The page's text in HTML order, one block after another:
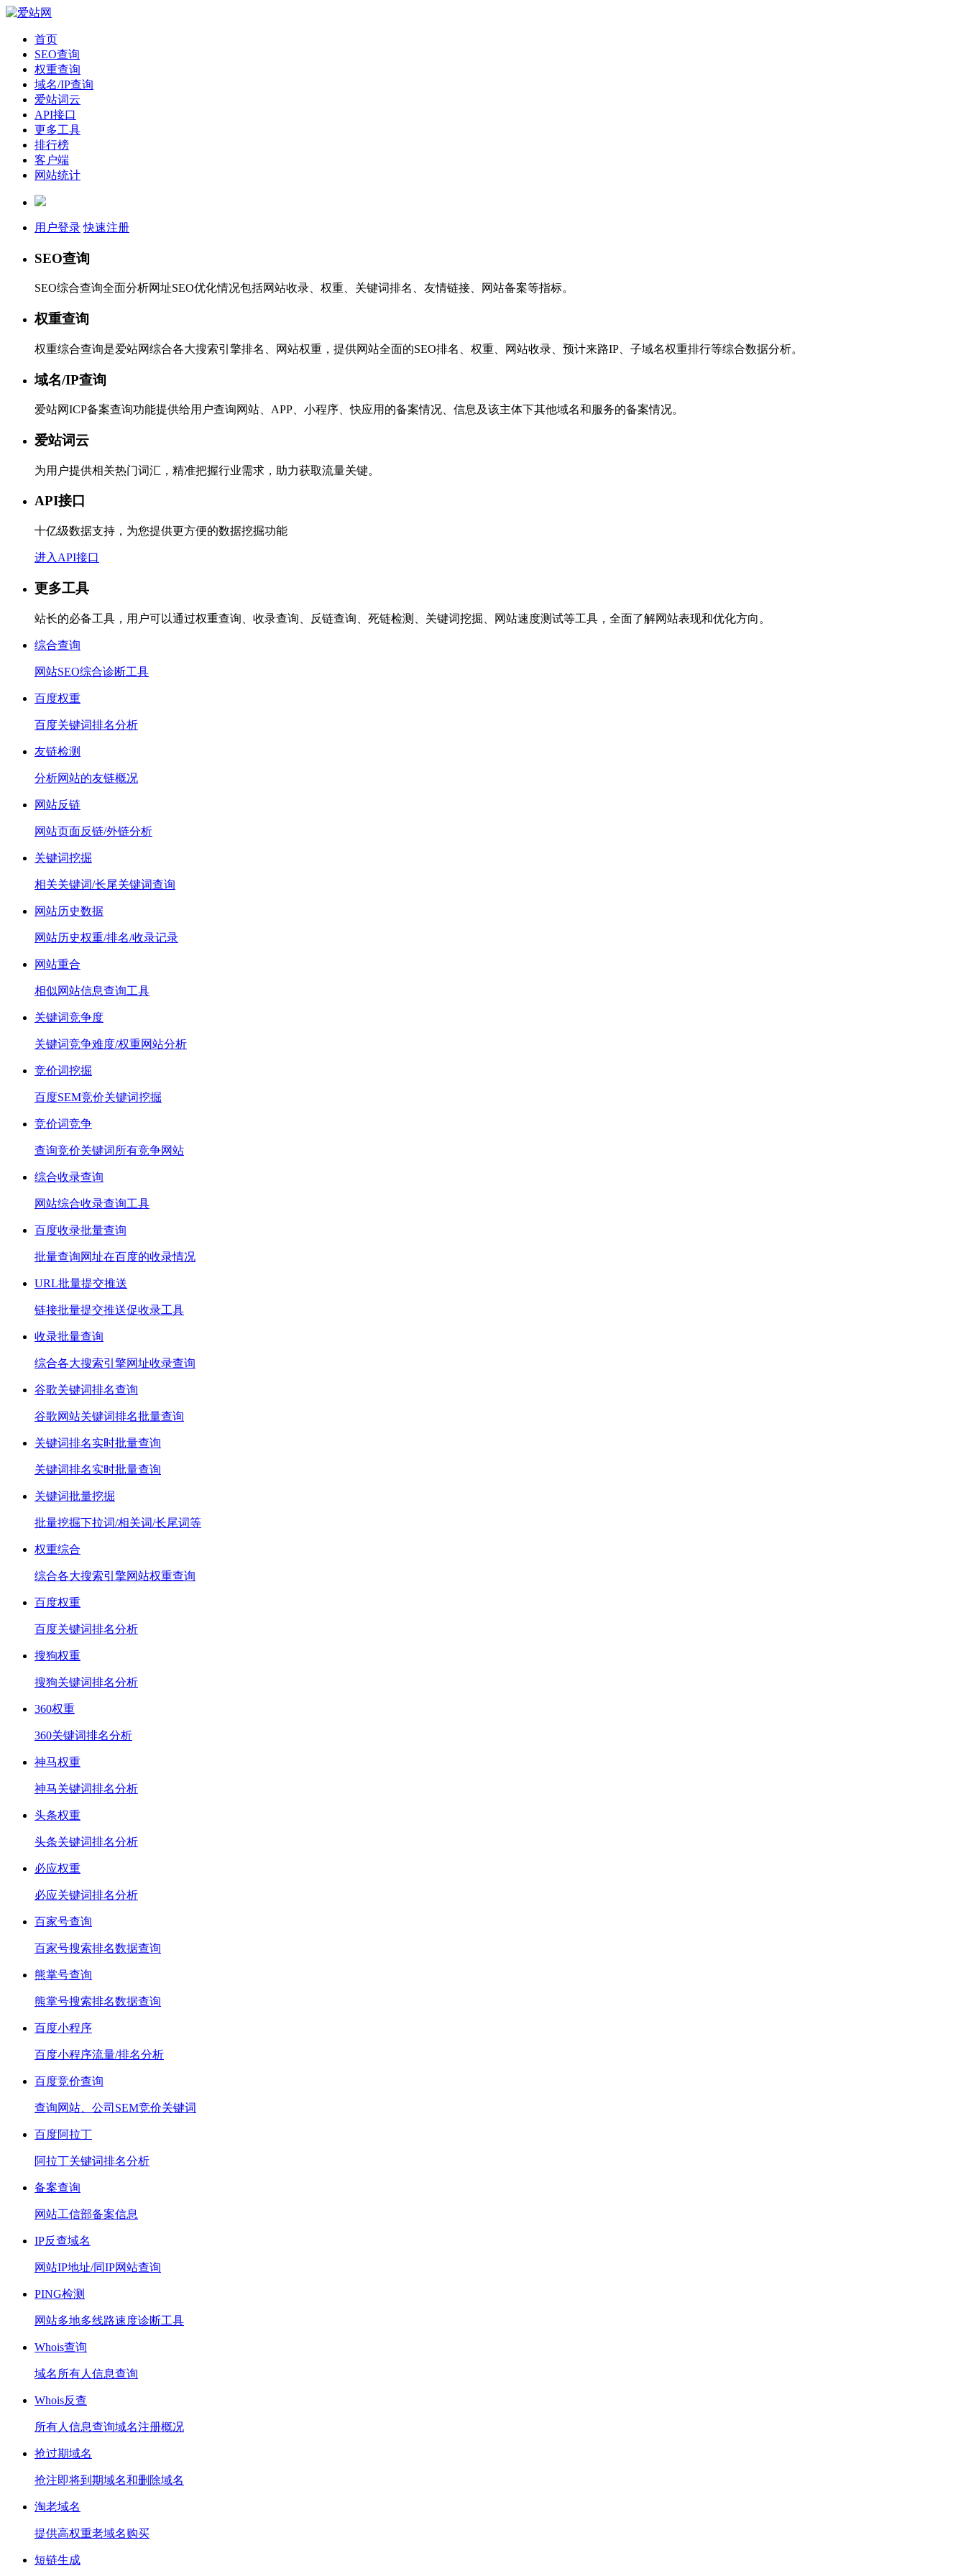
首页
SEO查询
权重查询
域名/IP查询
爱站词云
API接口
更多工具
排行榜
客户端
网站统计
用户登录 快速注册
SEO查询
SEO综合查询全面分析网址SEO优化情况包括网站收录、权重、关键词排名、友情链接、网站备案等指标。
权重查询
权重综合查询是爱站网综合各大搜索引擎排名、网站权重，提供网站全面的SEO排名、权重、网站收录、预计来路IP、子域名权重排行等综合数据分析。
域名/IP查询
爱站网ICP备案查询功能提供给用户查询网站、APP、小程序、快应用的备案情况、信息及该主体下其他域名和服务的备案情况。
爱站词云
为用户提供相关热门词汇，精准把握行业需求，助力获取流量关键。
API接口
十亿级数据支持，为您提供更方便的数据挖掘功能
进入API接口
更多工具
站长的必备工具，用户可以通过权重查询、收录查询、反链查询、死链检测、关键词挖掘、网站速度测试等工具，全面了解网站表现和优化方向。
综合查询
网站SEO综合诊断工具
百度权重
百度关键词排名分析
友链检测
分析网站的友链概况
网站反链
网站页面反链/外链分析
关键词挖掘
相关关键词/长尾关键词查询
网站历史数据
网站历史权重/排名/收录记录
网站重合
相似网站信息查询工具
关键词竞争度
关键词竞争难度/权重网站分析
竞价词挖掘
百度SEM竞价关键词挖掘
竞价词竞争
查询竞价关键词所有竞争网站
综合收录查询
网站综合收录查询工具
百度收录批量查询
批量查询网址在百度的收录情况
URL批量提交推送
链接批量提交推送促收录工具
收录批量查询
综合各大搜索引擎网址收录查询
谷歌关键词排名查询
谷歌网站关键词排名批量查询
关键词排名实时批量查询
关键词排名实时批量查询
关键词批量挖掘
批量挖掘下拉词/相关词/长尾词等
权重综合
综合各大搜索引擎网站权重查询
百度权重
百度关键词排名分析
搜狗权重
搜狗关键词排名分析
360权重
360关键词排名分析
神马权重
神马关键词排名分析
头条权重
头条关键词排名分析
必应权重
必应关键词排名分析
百家号查询
百家号搜索排名数据查询
熊掌号查询
熊掌号搜索排名数据查询
百度小程序
百度小程序流量/排名分析
百度竞价查询
查询网站、公司SEM竞价关键词
百度阿拉丁
阿拉丁关键词排名分析
备案查询
网站工信部备案信息
IP反查域名
网站IP地址/同IP网站查询
PING检测
网站多地多线路速度诊断工具
Whois查询
域名所有人信息查询
Whois反查
所有人信息查询域名注册概况
抢过期域名
抢注即将到期域名和删除域名
淘老域名
提供高权重老域名购买
短链生成